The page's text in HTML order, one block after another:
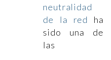
neutralidad
de la red
ha
sido una de
las